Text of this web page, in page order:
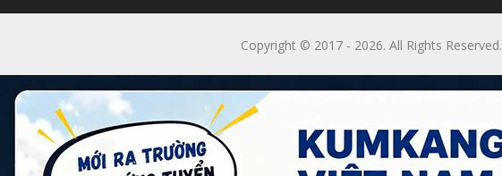
Copyright © 2017 - 2026. All Rights Reserved.